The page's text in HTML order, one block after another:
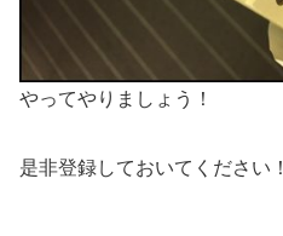
やってやりましょう！
是非登録しておいてください！